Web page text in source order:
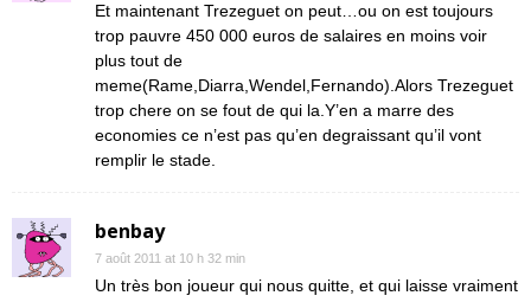
Et maintenant Trezeguet on peut…ou on est toujours
trop pauvre 450 000 euros de salaires en moins voir
plus tout de
meme(Rame,Diarra,Wendel,Fernando).Alors Trezeguet
trop chere on se fout de qui la.Y’en a marre des
economies ce n’est pas qu’en degraissant qu’il vont
remplir le stade.
benbay
7 août 2011 at 10 h 32 min
Un très bon joueur qui nous quitte, et qui laisse vraiment